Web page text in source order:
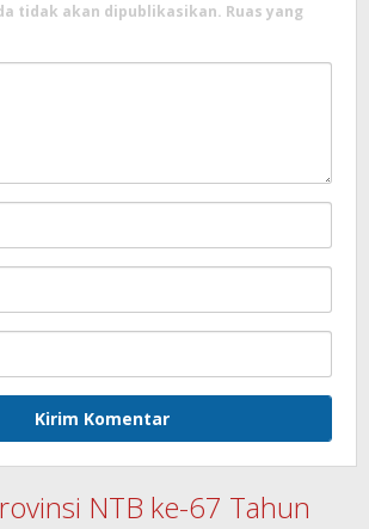
tidak akan dipublikasikan. Ruas yang
NTB ke-67 Tahun